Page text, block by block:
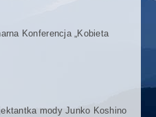
Konferencja „Kobieta
mody Junko Koshino